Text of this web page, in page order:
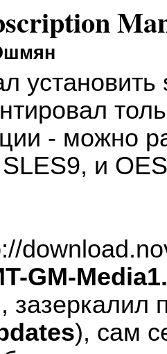
- можно
и
GM-
зазеркалил
), сам